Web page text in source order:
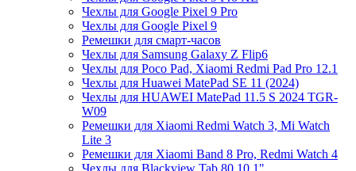
Чехлы для Google Pixel 9 Pro
Чехлы для Google Pixel 9
Ремешки для смарт-часов
Чехлы для Samsung Galaxy Z Flip6
Чехлы для Poco Pad, Xiaomi Redmi Pad Pro 12.1
Чехлы для Huawei MatePad SE 11 (2024)
Чехлы для HUAWEI MatePad 11.5 S 2024 TGR-
W09
Ремешки для Xiaomi Redmi Watch 3, Mi Watch
Lite 3
Ремешки для Xiaomi Band 8 Pro, Redmi Watch 4
Чехлы для Blackview Tab 80 10.1"